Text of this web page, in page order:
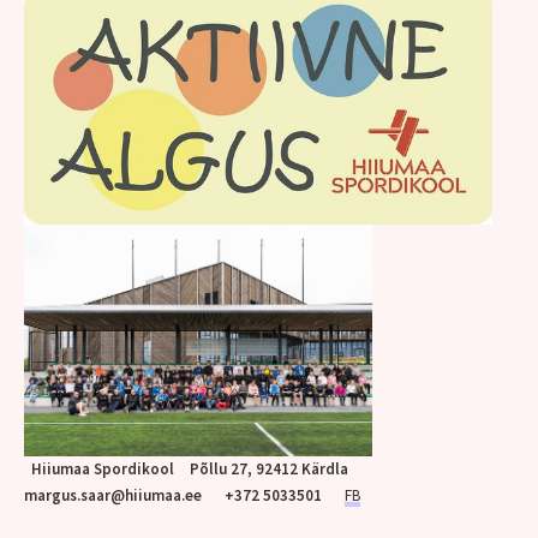
Hiiumaa Spordikool Põllu 27, 92412 Kärdla
margus.saar@hiiumaa.ee +372 5033501 FB